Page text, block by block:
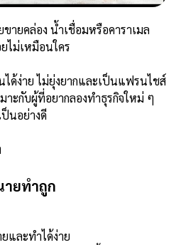
ายคล่อง น้ำเชื่อมหรือคาราเมล
ไม่เหมือนใคร
ด้ง่าย ไม่ยุ่งยากและเป็นแฟรนไชส์
าะกับผู้ที่อยากลองทำธุรกิจใหม่ ๆ
นอย่างดี
ายทำถูก
และทำได้ง่าย